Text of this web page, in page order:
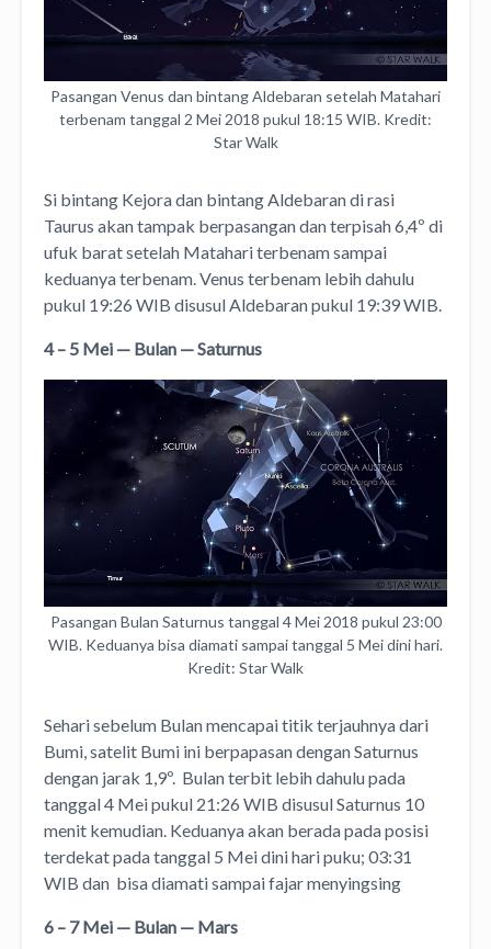
Pasangan Venus dan bintang Aldebaran setelah Matahari
terbenam tanggal 2 Mei 2018 pukul 18:15 WIB. Kredit:
Star Walk
Si bintang Kejora dan bintang Aldebaran di rasi
Taurus akan tampak berpasangan dan terpisah 6,4º di
ufuk barat setelah Matahari terbenam sampai
keduanya terbenam. Venus terbenam lebih dahulu
pukul 19:26 WIB disusul Aldebaran pukul 19:39 WIB.
4 – 5 Mei — Bulan — Saturnus
Pasangan Bulan Saturnus tanggal 4 Mei 2018 pukul 23:00
WIB. Keduanya bisa diamati sampai tanggal 5 Mei dini hari.
Kredit: Star Walk
Sehari sebelum Bulan mencapai titik terjauhnya dari
Bumi, satelit Bumi ini berpapasan dengan Saturnus
dengan jarak 1,9º. Bulan terbit lebih dahulu pada
tanggal 4 Mei pukul 21:26 WIB disusul Saturnus 10
menit kemudian. Keduanya akan berada pada posisi
terdekat pada tanggal 5 Mei dini hari puku; 03:31
WIB dan bisa diamati sampai fajar menyingsing
6 – 7 Mei — Bulan — Mars